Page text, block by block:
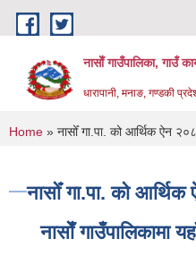
Skip to main content
नासाेँ गाउँपालिका, गाउँ
धारापानी, मनाङ, गण्डकी
You are here
Home » नासोँ गा.पा. को आर्थिक ऐन
नासोँ गा.पा. को
नासाेँ गाउँपालिकामा